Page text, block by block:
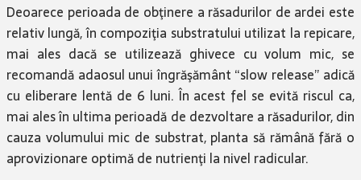
Deoarece perioada de obţinere a răsadurilor de ardei este
relativ lungă, în compoziţia substratului utilizat la repicare,
mai ales dacă se utilizează ghivece cu volum mic, se
recomandă adaosul unui îngrăşământ “slow release” adică
cu eliberare lentă de 6 luni. În acest fel se evită riscul ca,
mai ales în ultima perioadă de dezvoltare a răsadurilor, din
cauza volumului mic de substrat, planta să rămână fără o
aprovizionare optimă de nutrienţi la nivel radicular.